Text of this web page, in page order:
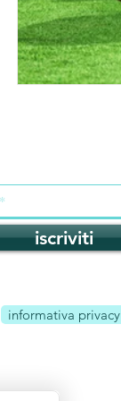
iscriviti
informativa privacy